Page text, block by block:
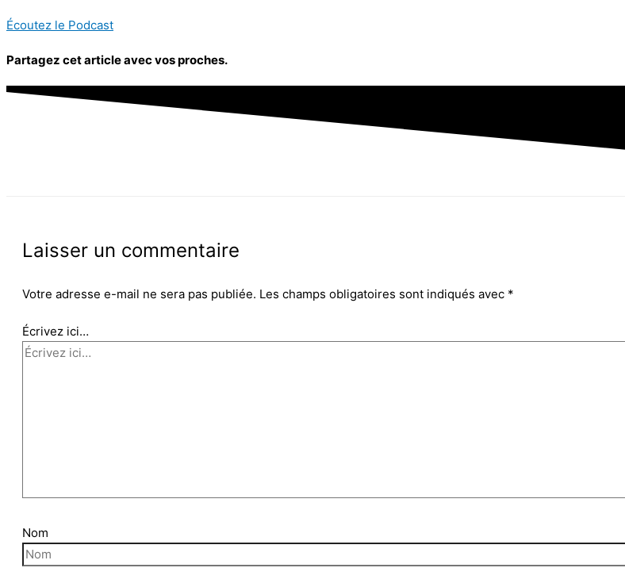
Écoutez le Podcast
Partagez cet article avec vos proches.
Laisser un commentaire
Votre adresse e-mail ne sera pas publiée. Les champs obligatoires sont indiqués avec *
Écrivez ici…
Nom